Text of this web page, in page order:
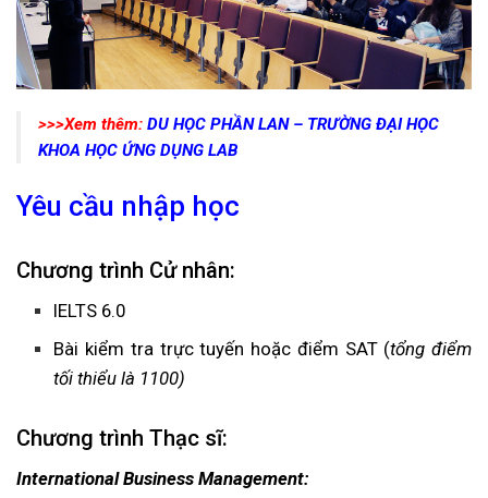
>>>Xem thêm: DU HỌC PHẦN LAN – TRƯỜNG ĐẠI HỌC
KHOA HỌC ỨNG DỤNG LAB
Yêu cầu nhập học
Chương trình Cử nhân:
IELTS 6.0
Bài kiểm tra trực tuyến hoặc điểm SAT (tổng điểm
tối thiểu là 1100)
Chương trình Thạc sĩ:
International Business Management: